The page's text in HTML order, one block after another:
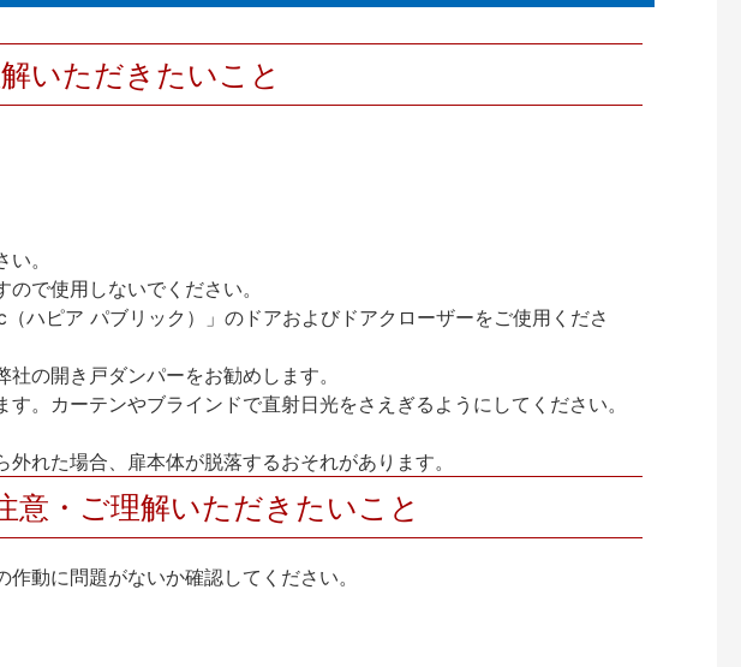
いただきたいこと
。
で使用しないでください。
ハピア パブリック）」のドアおよびドアクローザーをご使用くださ
の開き戸ダンパーをお勧めします。
。カーテンやブラインドで直射日光をさえぎるようにしてください。
れた場合、扉本体が脱落するおそれがあります。
意・ご理解いただきたいこと
動に問題がないか確認してください。